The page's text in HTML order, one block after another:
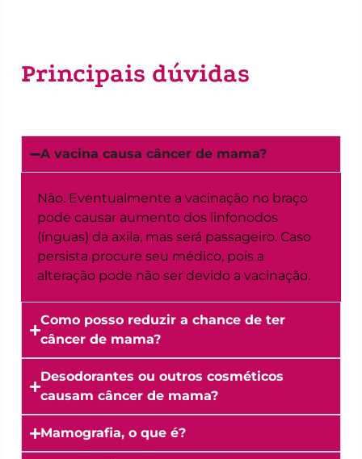
Principais dúvidas
A vacina causa câncer de mama?
Não. Eventualmente a vacinação no braço
pode causar aumento dos linfonodos
(ínguas) da axila, mas será passageiro. Caso
persista procure seu médico, pois a
alteração pode não ser devido a vacinação.
Como posso reduzir a chance de ter
câncer de mama?
Desodorantes ou outros cosméticos
causam câncer de mama?
Mamografia, o que é?